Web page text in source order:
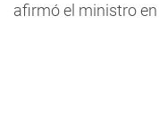
afirmó el ministro